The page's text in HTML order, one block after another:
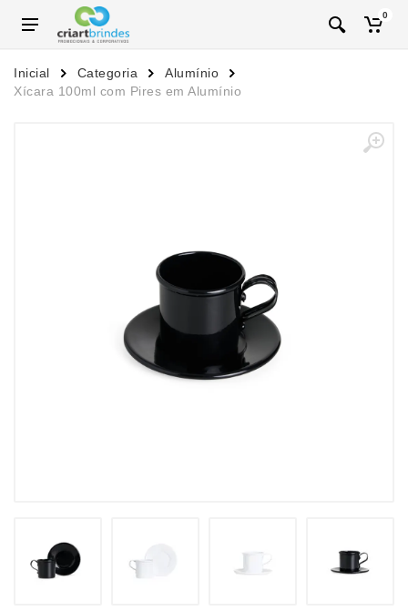
0
Inicial Categoria
Alumínio
Xícara 100ml com Pires em Alumínio